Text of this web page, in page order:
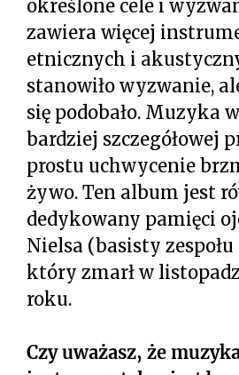
określone cele i
zawiera więcej
etnicznych i
stanowiło wyzwanie,
się podobało. Muzyka
bardziej szczegółowej
prostu uchwycenie
żywo. Ten album jest
dedykowany pamięci
Nielsa (basisty zespołu
który zmarł w
roku.
Czy uważasz, że